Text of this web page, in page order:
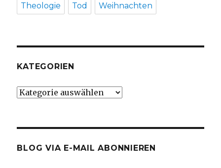
Theologie Tod Weihnachten
KATEGORIEN
Kategorien
BLOG VIA E-MAIL ABONNIEREN